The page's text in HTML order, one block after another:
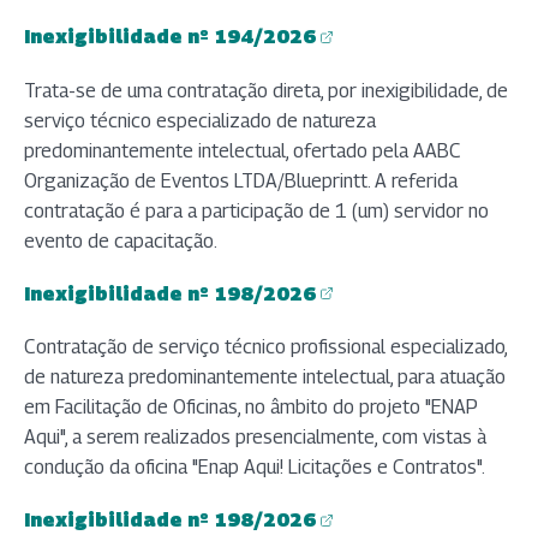
Inexigibilidade nº 194/2026
(abre em nova aba)
Trata-se de uma contratação direta, por inexigibilidade, de
serviço técnico especializado de natureza
predominantemente intelectual, ofertado pela AABC
Organização de Eventos LTDA/Blueprintt. A referida
contratação é para a participação de 1 (um) servidor no
evento de capacitação.
Inexigibilidade nº 198/2026
(abre em nova aba)
Contratação de serviço técnico profissional especializado,
de natureza predominantemente intelectual, para atuação
em Facilitação de Oficinas, no âmbito do projeto "ENAP
Aqui", a serem realizados presencialmente, com vistas à
condução da oficina "Enap Aqui! Licitações e Contratos".
Inexigibilidade nº 198/2026
(abre em nova aba)